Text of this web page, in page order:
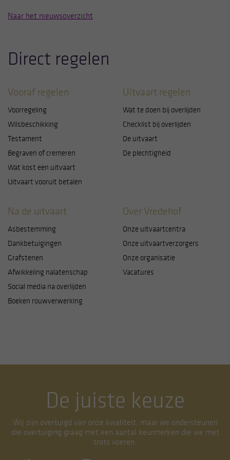
kunnen wij en derde partijen gegevens verwerken
Hieronder kunt u aangeven of u toestemming geeft
voor het plaatsen van cookies en zo ja, waarvoor
uitzetten. Die zijn namelijk nodig voor een goede
werking van de website. U kunt uw keuzes altijd
Naar het nieuwsoverzicht
Direct regelen
Vooraf regelen
Voorregeling
Wilsbeschikking
Testament
Begraven of cremeren
Wat kost een uitvaart
Uitvaart vooruit betalen
Uitvaart regelen
Wat te doen bij overlijden
Checklist bij overlijden
De uitvaart
De plechtigheid
Na de uitvaart
Asbestemming
Dankbetuigingen
Grafstenen
Afwikkeling nalatenschap
Social media na overlijden
Boeken rouwverwerking
Over Vredehof
Onze uitvaartcentra
Onze uitvaartverzorgers
Onze organisatie
Vacatures
De juiste keuze
Wij zijn overtuigd van onze kwaliteit, maar we ondersteunen
die overtuiging graag met een aantal keurmerken die we met
trots voeren.